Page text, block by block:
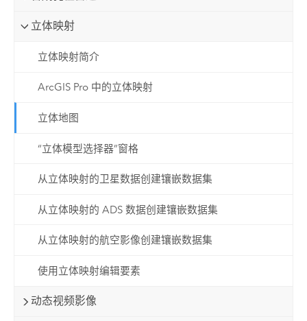
立体映射
立体映射简介
ArcGIS Pro 中的立体映射
立体地图
“立体模型选择器”窗格
从立体映射的卫星数据创建镶嵌数据集
从立体映射的 ADS 数据创建镶嵌数据集
从立体映射的航空影像创建镶嵌数据集
使用立体映射编辑要素
动态视频影像